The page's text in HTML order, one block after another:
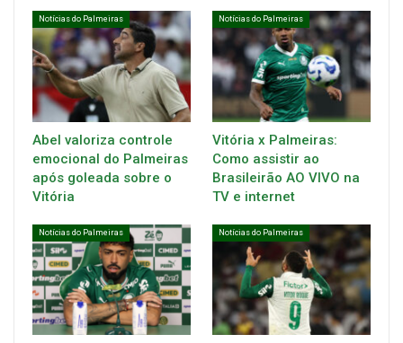
Notícias do Palmeiras
Abel valoriza controle
emocional do Palmeiras
após goleada sobre o
Vitória
Notícias do Palmeiras
Vitória x Palmeiras:
Como assistir ao
Brasileirão AO VIVO na
TV e internet
Notícias do Palmeiras Notícias do Palmeiras